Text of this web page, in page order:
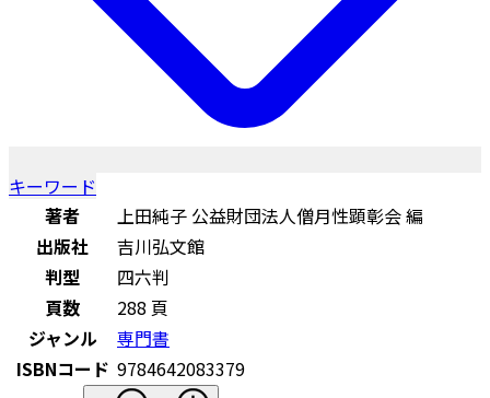
キーワード
著者
上田純子 公益財団法人僧月性顕彰会 編
出版社
吉川弘文館
判型
四六判
頁数
288 頁
ジャンル
専門書
ISBNコード 9784642083379